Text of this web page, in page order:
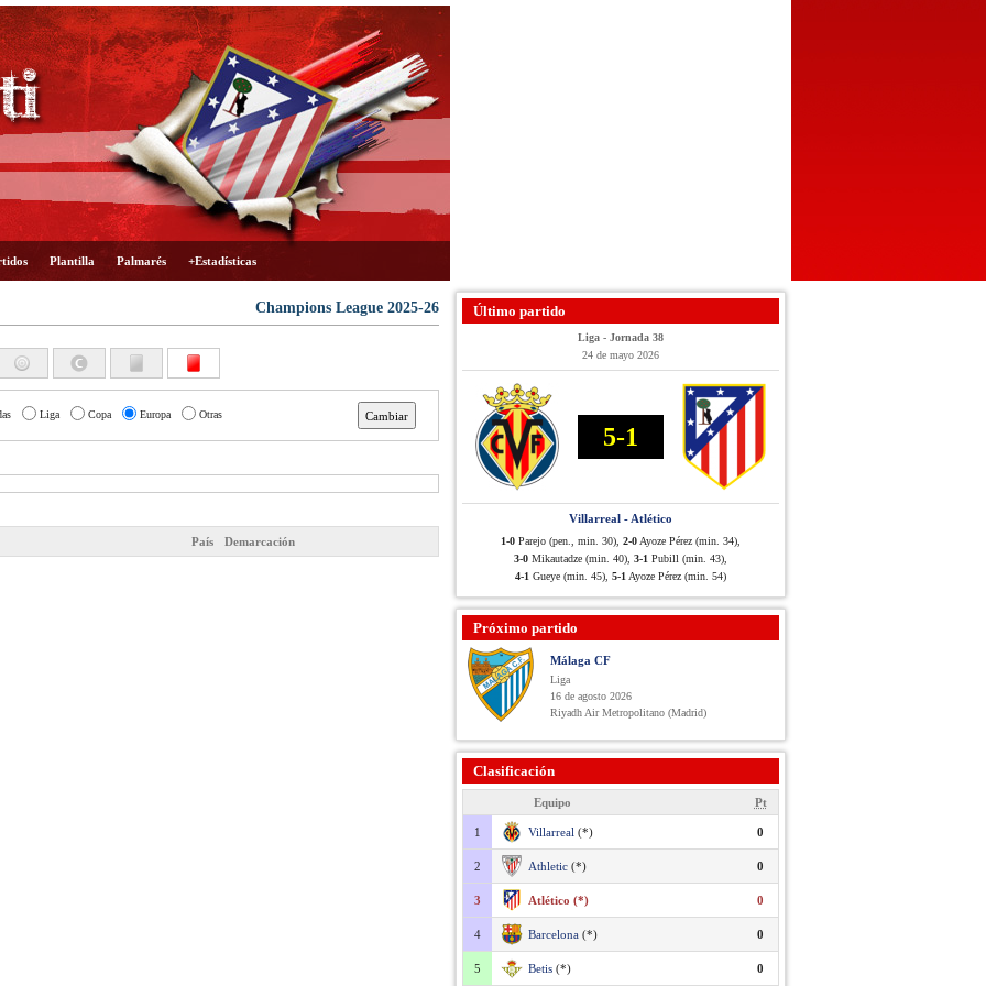
Plantilla Palmarés +Estadísticas
Champions League 2025-26
Liga Copa Europa Otras
País Demarcación
Último partido
Liga - Jornada 38
24 de mayo 2026
5-1
Villarreal - Atlético
1-0 Parejo (pen., min. 30), 2-0 Ayoze Pérez (min. 34),
3-0 Mikautadze (min. 40), 3-1 Pubill (min. 43),
4-1 Gueye (min. 45), 5-1 Ayoze Pérez (min. 54)
Próximo partido
Málaga CF
Liga
16 de agosto 2026
Riyadh Air Metropolitano (Madrid)
Clasificación
Equipo Pt
1 Villarreal (*) 0
2 Athletic (*) 0
3 Atlético (*) 0
4 Barcelona (*) 0
5 Betis (*) 0